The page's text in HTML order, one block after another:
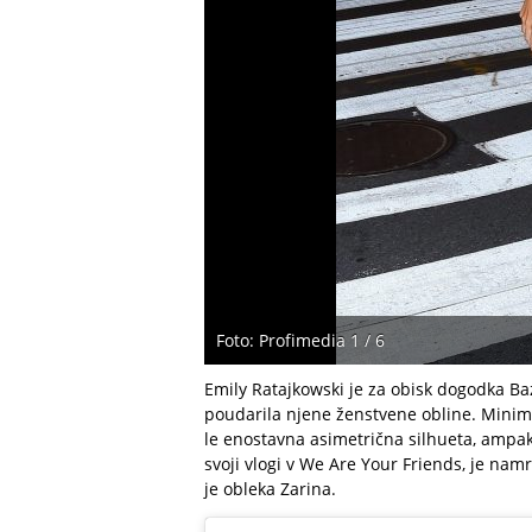
Foto: Profimedia 1 / 6
Emily Ratajkowski je za obisk dogodka
poudarila njene ženstvene obline.
le enostavna asimetrična silhueta,
svoji vlogi v We Are Your Friends, je
je obleka Zarina.